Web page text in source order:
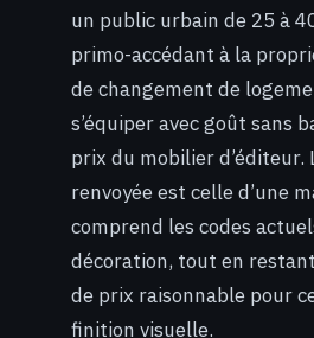
un public urbain de 25 à
primo-accédant à la
de changement de
s’équiper avec goût sans
prix du mobilier d’éditeur.
renvoyée est celle d’une
comprend les codes
décoration, tout en
de prix raisonnable pour
finition visuelle.